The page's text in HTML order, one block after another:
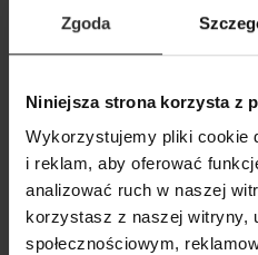
Zgoda
Niniejsza strona korzysta z
Wykorzystujemy pliki cookie
i reklam, aby oferować
analizować ruch w naszej
korzystasz z naszej witryny,
społecznościowym,
Wełniana Kurtka z
Wool Black&White